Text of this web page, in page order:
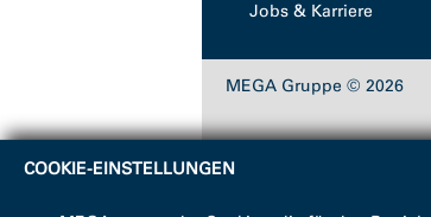
Jobs & Karriere
MEGA Gruppe © 2026
COOKIE-EINSTELLUNGEN